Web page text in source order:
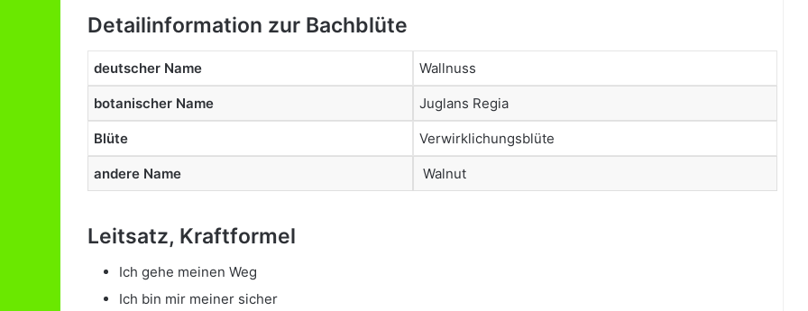
Detailinformation zur Bachblüte
deutscher Name Wallnuss
botanischer Name Juglans Regia
Blüte Verwirklichungsblüte
andere Name Walnut
Leitsatz, Kraftformel
Ich gehe meinen Weg
Ich bin mir meiner sicher